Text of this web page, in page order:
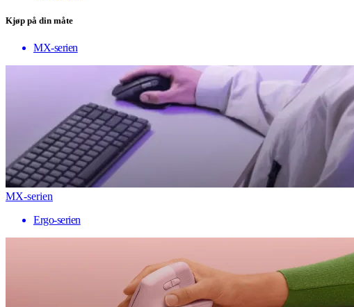
Kjøp på din måte
MX-serien
MX-serien
Ergo-serien